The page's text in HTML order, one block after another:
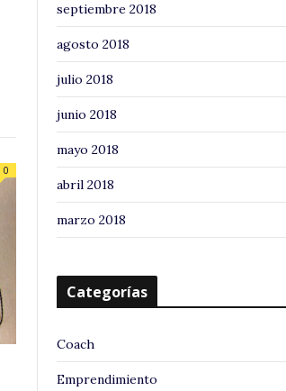
0
septiembre 2018
agosto 2018
julio 2018
junio 2018
mayo 2018
abril 2018
marzo 2018
Categorías
Coach
Emprendimiento